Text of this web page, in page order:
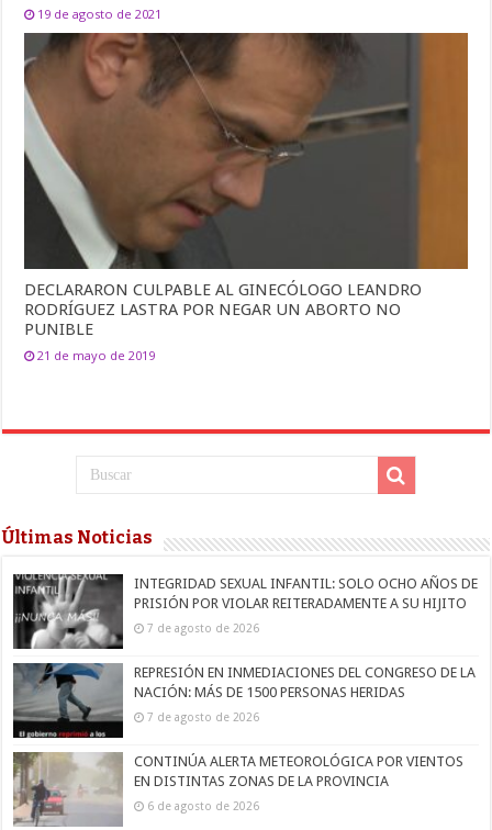
19 de agosto de 2021
DECLARARON CULPABLE AL GINECÓLOGO LEANDRO
RODRÍGUEZ LASTRA POR NEGAR UN ABORTO NO
PUNIBLE
21 de mayo de 2019
Últimas Noticias
INTEGRIDAD SEXUAL INFANTIL: SOLO OCHO AÑOS DE
PRISIÓN POR VIOLAR REITERADAMENTE A SU HIJITO
7 de agosto de 2026
REPRESIÓN EN INMEDIACIONES DEL CONGRESO DE LA
NACIÓN: MÁS DE 1500 PERSONAS HERIDAS
7 de agosto de 2026
CONTINÚA ALERTA METEOROLÓGICA POR VIENTOS
EN DISTINTAS ZONAS DE LA PROVINCIA
6 de agosto de 2026